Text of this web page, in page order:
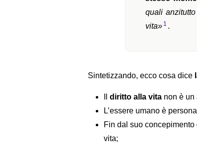
quali
vita» 1 .
Sintetizzando, ecco cosa dice
diritto alla vita non è un
L’essere umano è persona
Fin dal suo
vita;